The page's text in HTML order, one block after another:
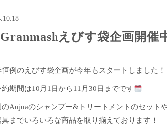
Granmashえびす袋企画開催
恒例のえびす袋企画が今年もスタートしました！
約期間は10月1日から11月30日までです
のAujuaのシャンプー&トリートメントのセット
具までいろいろな商品を取り揃えております！